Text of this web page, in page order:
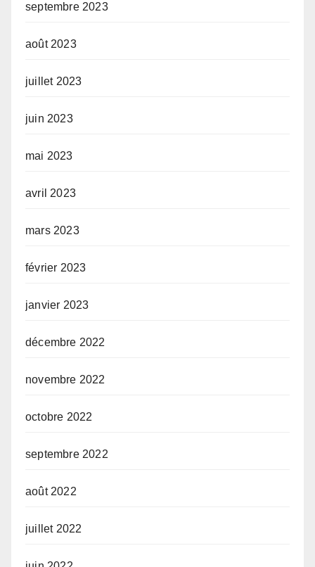
septembre 2023
août 2023
juillet 2023
juin 2023
mai 2023
avril 2023
mars 2023
février 2023
janvier 2023
décembre 2022
novembre 2022
octobre 2022
septembre 2022
août 2022
juillet 2022